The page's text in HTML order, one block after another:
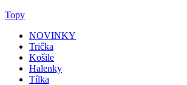
Topy
NOVINKY
Trička
Košile
Halenky
Tílka